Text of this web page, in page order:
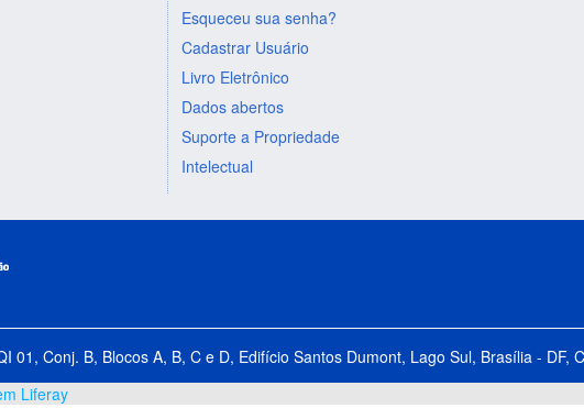
Esqueceu sua senha?
Cadastrar Usuário
Livro Eletrônico
Dados abertos
Suporte a Propriedade
Intelectual
01, Conj. B, Blocos A, B, C e D, Edifício Santos Dumont, Lago Sul, Brasília - DF,
Liferay